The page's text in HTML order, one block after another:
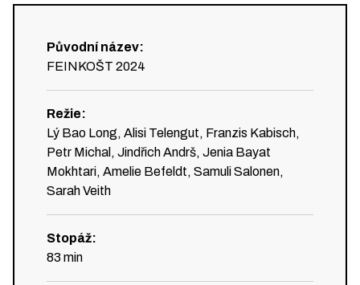
Původní název:
FEINKOŠT 2024
Režie:
Lý Bao Long, Alisi Telengut, Franzis Kabisch,
Petr Michal, Jindřich Andrš, Jenia Bayat
Mokhtari, Amelie Befeldt, Samuli Salonen,
Sarah Veith
Stopáž:
83 min